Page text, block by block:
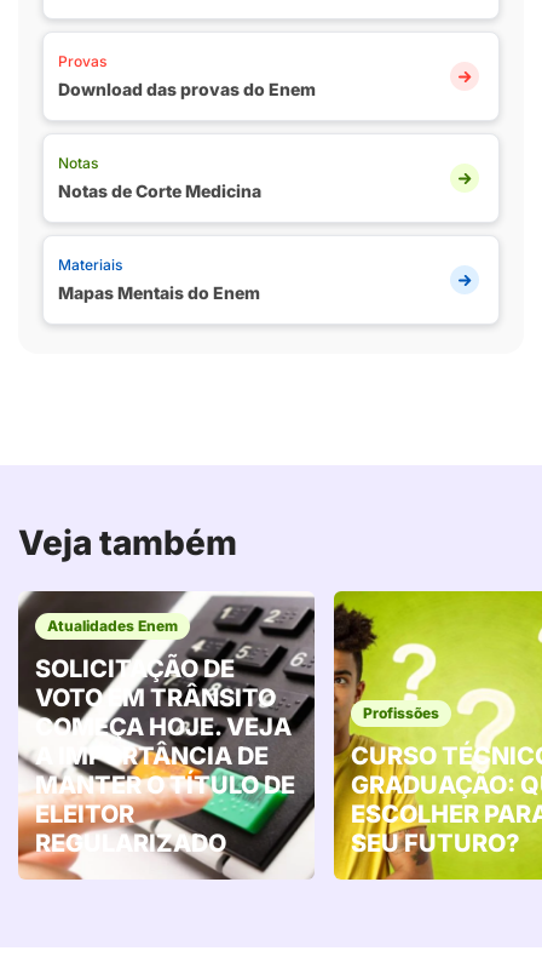
Provas
Download das provas do Enem
Notas
Notas de Corte Medicina
Materiais
Mapas Mentais do Enem
Veja também
Atualidades Enem
SOLICITAÇÃO DE
VOTO EM TRÂNSITO
COMEÇA HOJE. VEJA
A IMPORTÂNCIA DE
MANTER O TÍTULO DE
ELEITOR
REGULARIZADO
Profissões
CURSO
GRADUAÇÃO:
ESCOLHER
SEU FUTURO?